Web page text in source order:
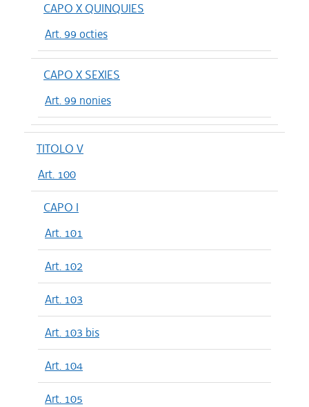
CAPO X QUINQUIES
Art. 99 octies
CAPO X SEXIES
Art. 99 nonies
TITOLO V
Art. 100
CAPO I
Art. 101
Art. 102
Art. 103
Art. 103 bis
Art. 104
Art. 105